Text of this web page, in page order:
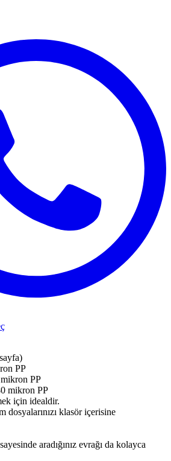
PP
mikron PP
mikron PP
için idealdir.
dosyalarınızı klasör içerisine
aradığınız evrağı da kolayca